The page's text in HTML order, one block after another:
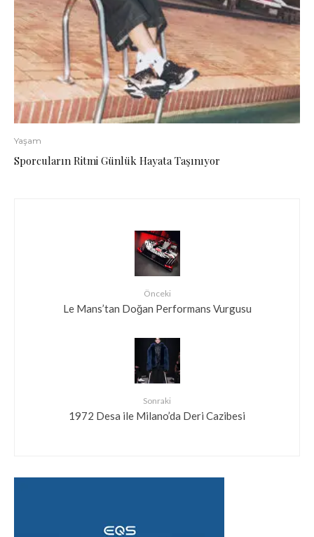
Yaşam
Sporcuların Ritmi Günlük Hayata Taşınıyor
Önceki
Le Mans’tan Doğan Performans Vurgusu
Sonraki
1972 Desa ile Milano’da Deri Cazibesi